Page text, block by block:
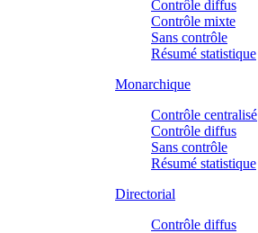
Contrôle diffus
Contrôle mixte
Sans contrôle
Résumé statistique
Monarchique
Contrôle centralisé
Contrôle diffus
Sans contrôle
Résumé statistique
Directorial
Contrôle diffus